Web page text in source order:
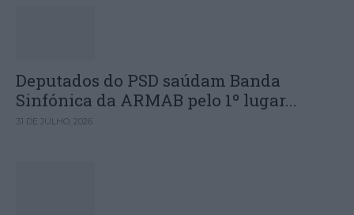
Deputados do PSD saúdam Banda
Sinfónica da ARMAB pelo 1º lugar...
31 DE JULHO, 2026